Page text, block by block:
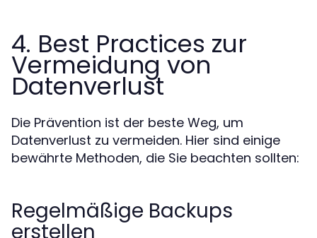
4. Best Practices zur
Vermeidung von
Datenverlust
Die Prävention ist der beste Weg, um
Datenverlust zu vermeiden. Hier sind einige
bewährte Methoden, die Sie beachten sollten:
Regelmäßige Backups
erstellen